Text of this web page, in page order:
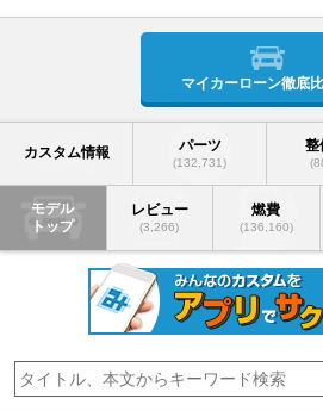
マイカーローン徹底比
カスタム情報 パーツ
(132,731)
整
モデル
トップ
レビュー
(3,266)
燃費
(136,160)